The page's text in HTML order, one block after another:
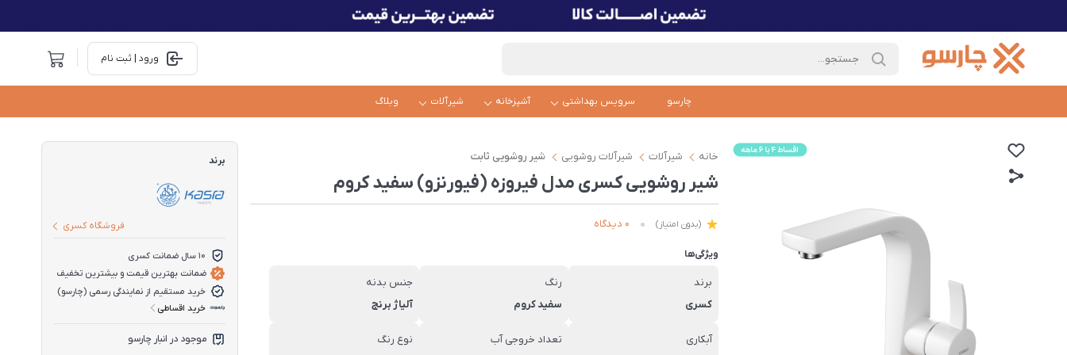
ورود | ثبت نام
چارسو سرویس بهداشتی آشپزخانه شیرآلات وبلاگ
خانه شیرآلات شیرآلات روشویی شیر روشویی ثابت
شیر روشویی کسری مدل فیروزه (فیورنزو) سفید کروم
(بدون امتیاز) 0 دیدگاه
ویژگی‌ها
برند
کسری
رنگ
سفید کروم
جنس بدنه
آلیاژ برنج
آبکاری
تعداد خروجی آب
نوع رنگ
برند
فروشگاه کسری
10 سال ضمانت کسری
ضمانت بهترین قیمت و بیشترین تخفیف
خرید مستقیم از نمایندگی رسمی (چارسو)
خرید اقساطی
موجود در انبار چارسو